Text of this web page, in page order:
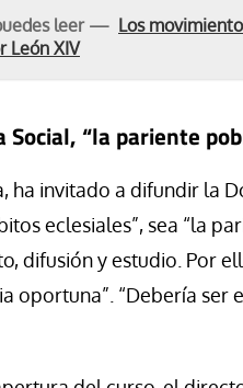
leer — Los
León XIV
Social, “la pariente
ha invitado a difundir la
eclesiales”, sea “la
difusión y estudio. Por
oportuna”. “Debería